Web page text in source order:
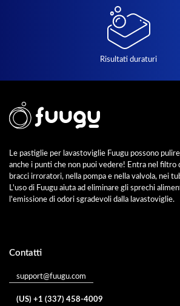
Risultati duraturi
Le pastiglie per lavastoviglie Fuugu possono
anche i punti che non puoi vedere! Entra nel filtro
bracci irroratori, nella pompa e nella valvola, nei
L'uso di Fuugu aiuta ad eliminare gli sprechi
l'emissione di odori sgradevoli dalla lavastoviglie.
Contatti
support@fuugu.com
(US) +1 (337) 458-4009